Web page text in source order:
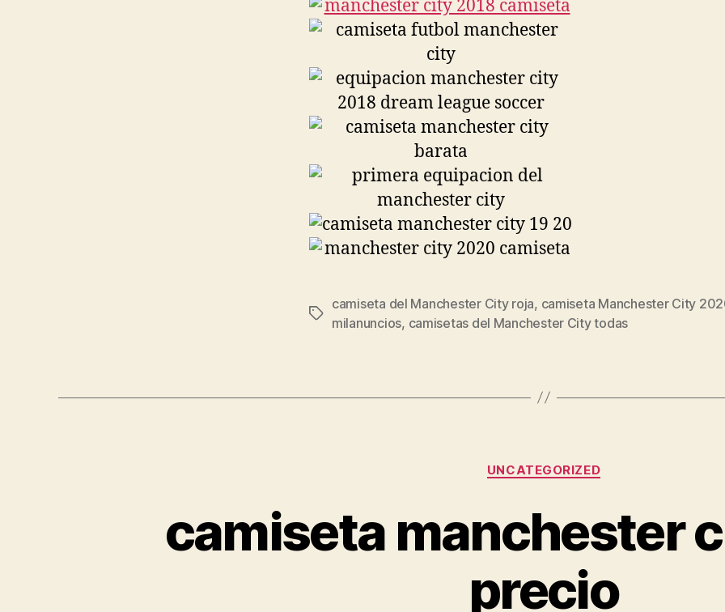
Etiquetas
camiseta del Manchester City roja, camiseta Manchester City
milanuncios, camisetas del Manchester City todas
Categorías
UNCATEGORIZED
camiseta manchester
precio